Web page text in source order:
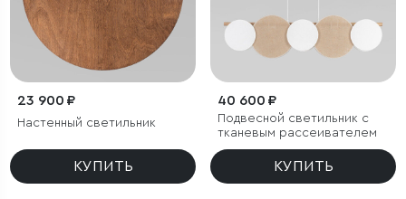
23 900 ₽
Настенный светильник
КУПИТЬ
40 600 ₽
Подвесной светильник с
тканевым рассеивателем
КУПИТЬ